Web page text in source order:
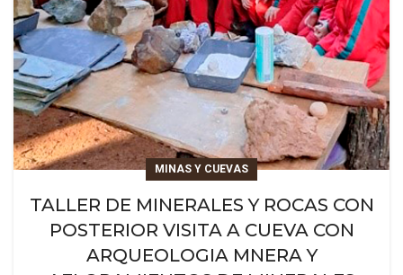
MINAS Y CUEVAS
TALLER DE MINERALES Y ROCAS CON
POSTERIOR VISITA A CUEVA CON
ARQUEOLOGIA MNERA Y